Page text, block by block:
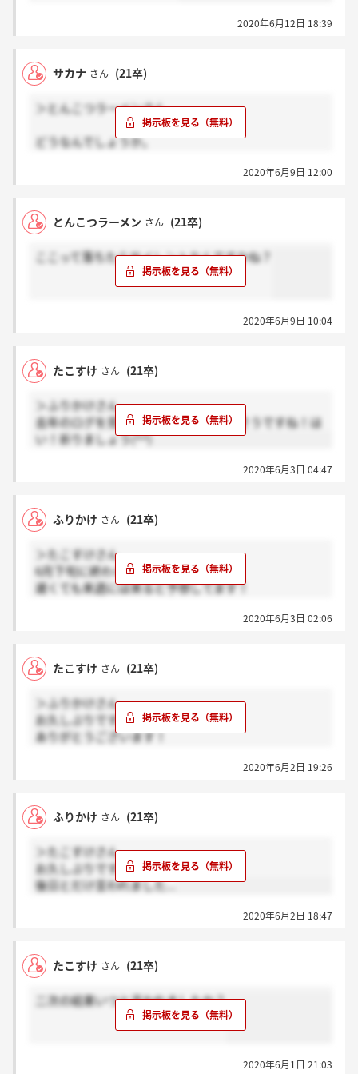
2020年6月12日 18:39
サカナ さん (21卒)
＞とんこつラーメンさん
どうなんでしょうか。
2020年6月9日 12:00
とんこつラーメン さん (21卒)
ここって落ちたらサイレントなんですかね？
2020年6月9日 10:04
たこすけ さん (21卒)
＞ふりかけさん
去年のログを見てもそれくらいには来そうですね！は
い！祈りましょう(^^)
2020年6月3日 04:47
ふりかけ さん (21卒)
＞たこすけさん
6月下旬に終わると考えると、
遅くても来週には来ると予想してます！
2020年6月3日 02:06
たこすけ さん (21卒)
＞ふりかけさん
お久しぶりです(^^)
ありがとうございます！
2020年6月2日 19:26
ふりかけ さん (21卒)
＞たこすけさん
お久しぶりです！
後日とだけ言われました...
2020年6月2日 18:47
たこすけ さん (21卒)
二次の結果いつと言われましたか？
2020年6月1日 21:03